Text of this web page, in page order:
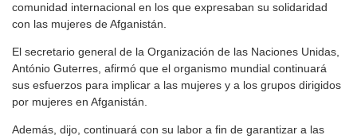
comunidad internacional en los que expresaban su solidaridad
con las mujeres de Afganistán.
El secretario general de la Organización de las Naciones Unidas,
António Guterres, afirmó que el organismo mundial continuará
sus esfuerzos para implicar a las mujeres y a los grupos dirigidos
por mujeres en Afganistán.
Además, dijo, continuará con su labor a fin de garantizar a las